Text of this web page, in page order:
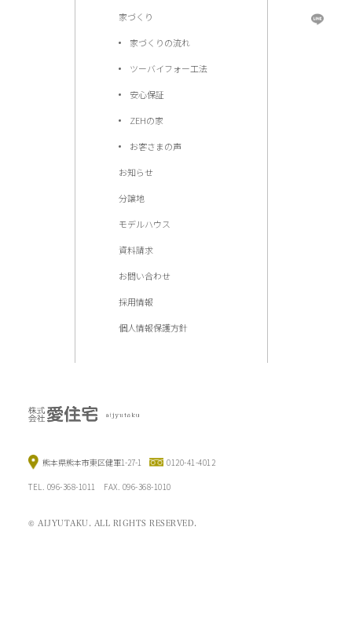
家づくり
家づくりの流れ
ツーバイフォー工法
安心保証
ZEHの家
お客さまの声
お知らせ
分譲地
モデルハウス
資料請求
お問い合わせ
採用情報
個人情報保護方針
熊本県熊本市東区健軍1-27-1 0120-41-4012
TEL. 096-368-1011 FAX. 096-368-1010
© AIJYUTAKU. ALL RIGHTS RESERVED.